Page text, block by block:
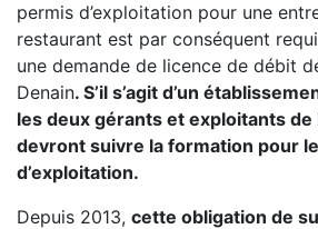
permis d’exploitation pour une
restaurant est par conséquent
une demande de licence de débit
Denain. S’il s’agit d’un
les deux gérants et exploitants de
devront suivre la formation pour
d’exploitation.
Depuis 2013, cette obligation de